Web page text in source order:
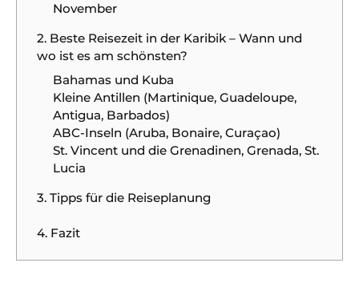
November
2. Beste Reisezeit in der Karibik – Wann und
wo ist es am schönsten?
Bahamas und Kuba
Kleine Antillen (Martinique, Guadeloupe,
Antigua, Barbados)
ABC-Inseln (Aruba, Bonaire, Curaçao)
St. Vincent und die Grenadinen, Grenada, St.
Lucia
3. Tipps für die Reiseplanung
4. Fazit